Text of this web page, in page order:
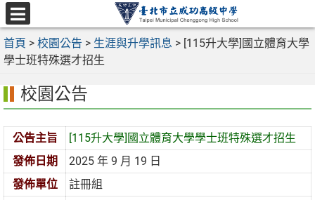
跳
至
主
要
區
選
單
首頁 > 校園公告 > 生涯與升學訊息 > [115升大學]國立體育大學
學士班特殊選才招生
校園公告
公告主旨
[115升大學]國立體育大學學士班特殊選才招生
發佈日期
2025 年 9 月 19 日
發佈單位
註冊組